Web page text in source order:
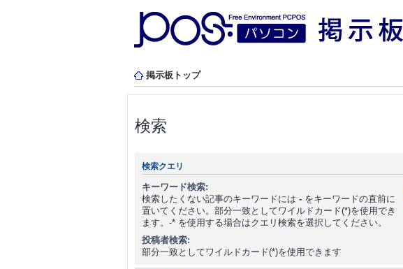
掲示板トップ
検索
検索クエリ
キーワード検索:
検索したくない記事のキーワードには - をキーワードの直前に
置いてください。部分一致としてワイルドカード(*)を使用でき
ます。-* を使用する場合はクエリ検索を選択してください。
投稿者検索:
部分一致としてワイルドカード(*)を使用できます